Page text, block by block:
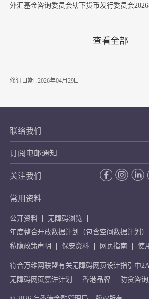
外汇基金咨询委员会辖下货币发行委员会
查看全部
修订日期 : 2026年04月29日
联络我们
订阅电邮通知
关注我们
常用资料
公开资料
无障碍浏览
年度整合开放数据计划（包含空间数据计划）
私隐政策声明
保安资料 网页指南 使
符合万维网联盟有关无障碍网页设计指引中
无障碍网页嘉许计划
香港品牌 防贪咨